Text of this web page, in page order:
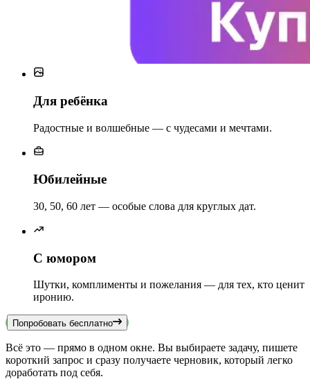
Для ребёнка
Радостные и волшебные — с чудесами и мечтами.
Юбилейные
30, 50, 60 лет — особые слова для круглых дат.
С юмором
Шутки, комплименты и пожелания — для тех, кто ценит
иронию.
Попробовать бесплатно
Всё это — прямо в одном окне. Вы выбираете задачу, пишете
короткий запрос и сразу получаете черновик, который легко
доработать под себя.